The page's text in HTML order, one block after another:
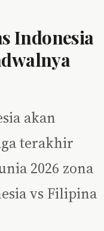
Indonesia
akan
terakhir
2026 zona
vs Filipina